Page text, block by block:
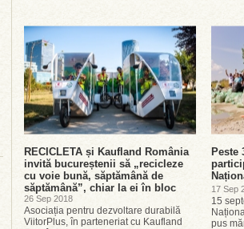
RECICLETA și Kaufland România
invită bucureștenii să „recicleze
cu voie bună, săptămână de
săptămână”, chiar la ei în bloc
26 Sep 2018
Asociația pentru dezvoltare durabilă
ViitorPlus, în parteneriat cu Kaufland
Peste
17 Sep
15
pus